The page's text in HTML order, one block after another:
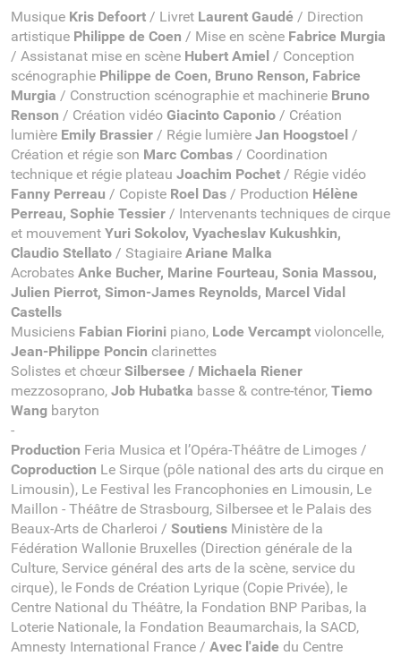
Musique Kris Defoort / Livret Laurent Gaudé / Direction
artistique Philippe de Coen / Mise en scène Fabrice Murgia
/ Assistanat mise en scène Hubert Amiel / Conception
scénographie Philippe de Coen, Bruno Renson, Fabrice
Murgia / Construction scénographie et machinerie Bruno
Renson / Création vidéo Giacinto Caponio / Création
lumière Emily Brassier / Régie lumière Jan Hoogstoel /
Création et régie son Marc Combas / Coordination
technique et régie plateau Joachim Pochet / Régie vidéo
Fanny Perreau / Copiste Roel Das / Production Hélène
Perreau, Sophie Tessier / Intervenants techniques de cirque
et mouvement Yuri Sokolov, Vyacheslav Kukushkin,
Claudio Stellato / Stagiaire Ariane Malka
Acrobates Anke Bucher, Marine Fourteau, Sonia Massou,
Julien Pierrot, Simon-James Reynolds, Marcel Vidal
Castells
Musiciens Fabian Fiorini piano, Lode Vercampt violoncelle,
Jean-Philippe Poncin clarinettes
Solistes et chœur Silbersee / Michaela Riener
mezzosoprano, Job Hubatka basse & contre-ténor, Tiemo
Wang baryton
-
Production Feria Musica et l’Opéra-Théâtre de Limoges /
Coproduction Le Sirque (pôle national des arts du cirque en
Limousin), Le Festival les Francophonies en Limousin, Le
Maillon - Théâtre de Strasbourg, Silbersee et le Palais des
Beaux-Arts de Charleroi / Soutiens Ministère de la
Fédération Wallonie Bruxelles (Direction générale de la
Culture, Service général des arts de la scène, service du
cirque), le Fonds de Création Lyrique (Copie Privée), le
Centre National du Théâtre, la Fondation BNP Paribas, la
Loterie Nationale, la Fondation Beaumarchais, la SACD,
Amnesty International France / Avec l'aide du Centre